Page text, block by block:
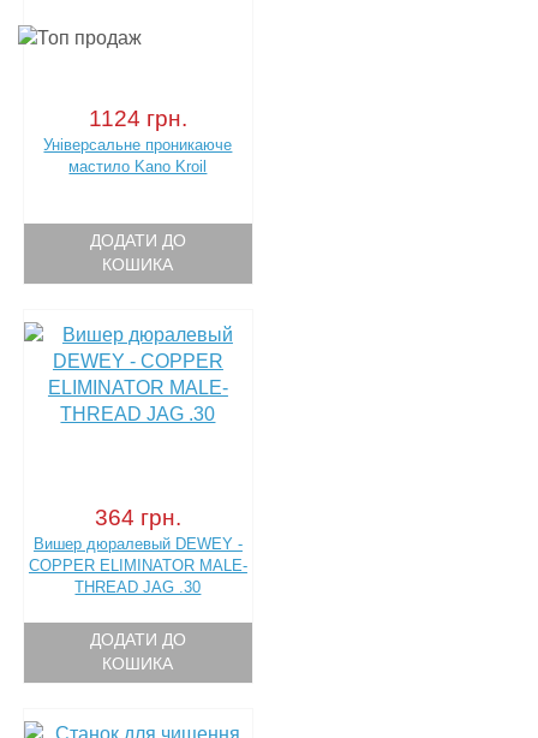
1124 грн.
Універсальне проникаюче
мастило Kano Kroil
ДОДАТИ ДО
КОШИКА
364 грн.
Вишер дюралевый DEWEY -
COPPER ELIMINATOR MALE-
THREAD JAG .30
ДОДАТИ ДО
КОШИКА